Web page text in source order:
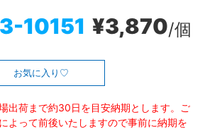
10151 ¥3,870/個
お気に入り
出荷まで約30日を目安納期とします。ご
よって前後いたしますので事前に納期を